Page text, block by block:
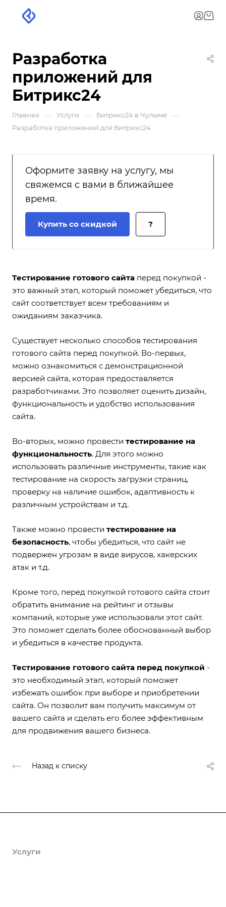
Разработка
приложений для
Битрикс24
Главная — Услуги — Битрикс24 в Чулыме —
Разработка приложений для Битрикс24
Оформите заявку на услугу, мы
свяжемся с вами в ближайшее
время.
Купить со скидкой ?
Тестирование готового сайта перед покупкой -
это важный этап, который поможет убедиться, что
сайт соответствует всем требованиям и
ожиданиям заказчика.
Существует несколько способов тестирования
готового сайта перед покупкой. Во-первых,
можно ознакомиться с демонстрационной
версией сайта, которая предоставляется
разработчиками. Это позволяет оценить дизайн,
функциональность и удобство использования
сайта.
Во-вторых, можно провести тестирование на
функциональность. Для этого можно
использовать различные инструменты, такие как
тестирование на скорость загрузки страниц,
проверку на наличие ошибок, адаптивность к
различным устройствам и т.д.
Также можно провести тестирование на
безопасность, чтобы убедиться, что сайт не
подвержен угрозам в виде вирусов, хакерских
атак и т.д.
Кроме того, перед покупкой готового сайта стоит
обратить внимание на рейтинг и отзывы
компаний, которые уже использовали этот сайт.
Это поможет сделать более обоснованный выбор
и убедиться в качестве продукта.
Тестирование готового сайта перед покупкой -
это необходимый этап, который поможет
избежать ошибок при выборе и приобретении
сайта. Он позволит вам получить максимум от
вашего сайта и сделать его более эффективным
для продвижения вашего бизнеса.
Назад к списку
Услуги